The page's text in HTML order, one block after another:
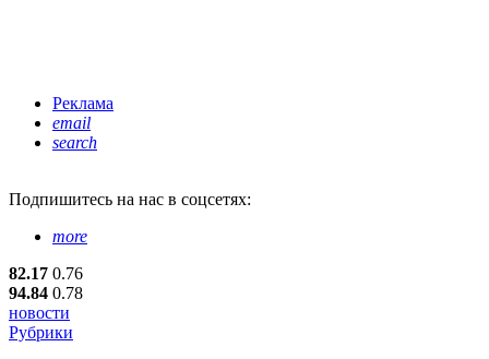
Реклама
email
search
Подпишитесь на нас в соцсетях:
more
82.17 0.76
94.84 0.78
новости
Рубрики